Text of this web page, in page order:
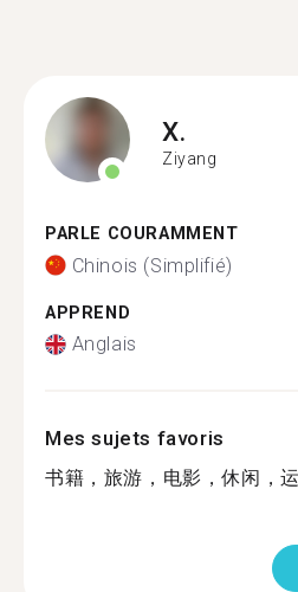
X.
Ziyang
PARLE COURAMMENT
Chinois (Simplifié)
APPREND
Anglais
Mes sujets favoris
书籍，旅游，电影，休闲，